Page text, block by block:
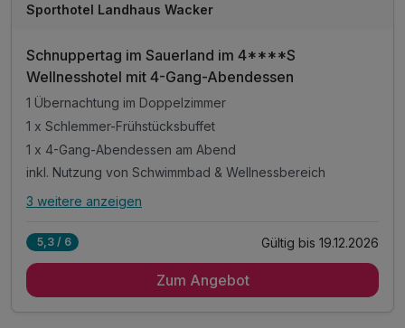
Sporthotel Landhaus Wacker
Schnuppertag im Sauerland im 4****S
Wellnesshotel mit 4-Gang-Abendessen
1 Übernachtung im Doppelzimmer
1 x Schlemmer-Frühstücksbuffet
1 x 4-Gang-Abendessen am Abend
inkl. Nutzung von Schwimmbad & Wellnessbereich
Alle Inklusivleistungen
1 x Schlemmer-Frühstücksbuffet
3 weitere anzeigen
5,3 / 6 Gültig bis 19.12.2026
Zum Angebot